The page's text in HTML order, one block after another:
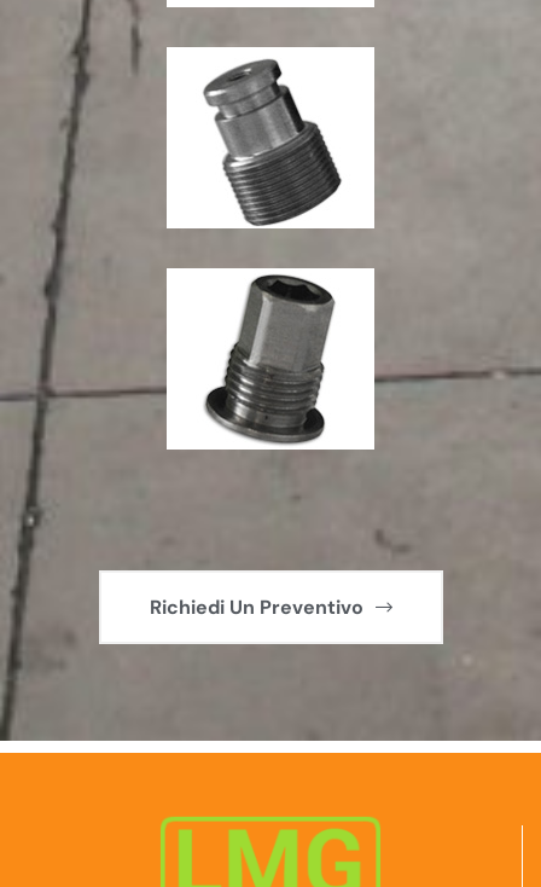
Richiedi Un Preventivo